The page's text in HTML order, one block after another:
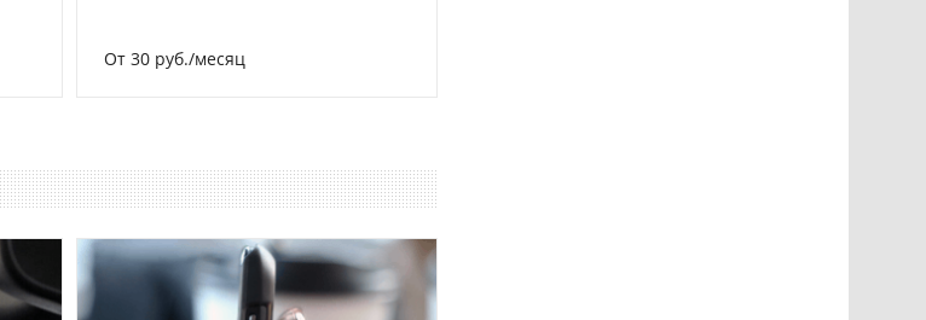
От 30 руб./месяц